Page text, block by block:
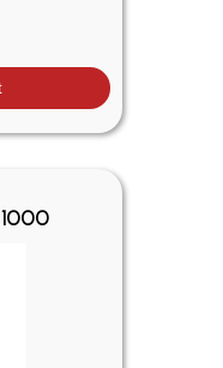
1000